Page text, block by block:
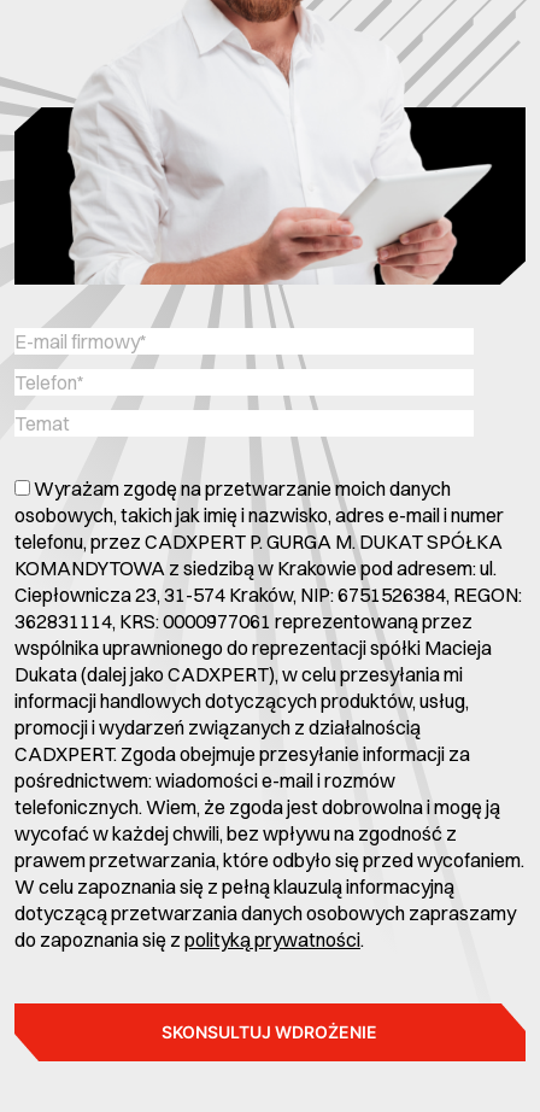
Wyrażam zgodę na przetwarzanie moich danych
osobowych, takich jak imię i nazwisko, adres e-mail i numer
telefonu, przez CADXPERT P. GURGA M. DUKAT SPÓŁKA
KOMANDYTOWA z siedzibą w Krakowie pod adresem: ul.
Ciepłownicza 23, 31-574 Kraków, NIP: 6751526384, REGON:
362831114, KRS: 0000977061 reprezentowaną przez
wspólnika uprawnionego do reprezentacji spółki Macieja
Dukata (dalej jako CADXPERT), w celu przesyłania mi
informacji handlowych dotyczących produktów, usług,
promocji i wydarzeń związanych z działalnością
CADXPERT. Zgoda obejmuje przesyłanie informacji za
pośrednictwem: wiadomości e-mail i rozmów
telefonicznych. Wiem, że zgoda jest dobrowolna i mogę ją
wycofać w każdej chwili, bez wpływu na zgodność z
prawem przetwarzania, które odbyło się przed wycofaniem.
W celu zapoznania się z pełną klauzulą informacyjną
dotyczącą przetwarzania danych osobowych zapraszamy
do zapoznania się z polityką prywatności.
SKONSULTUJ WDROŻENIE